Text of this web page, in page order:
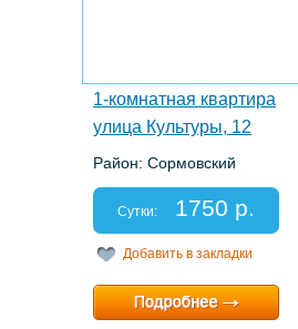
1-комнатная квартира
улица Культуры, 12
Район: Сормовский
Спальных мест: 2+1
Отчетные документы: есть
Сутки: 1750 р.
Добавить в закладки
Минимальный срок:1 суток
Расчетный час:12:00